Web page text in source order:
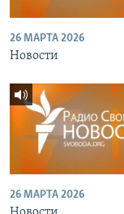
26 МАРТА 2026
Новости
26 МАРТА 2026